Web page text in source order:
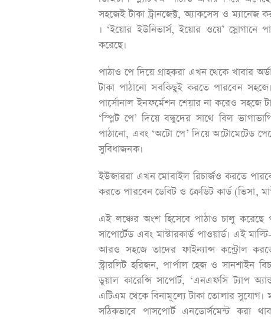
সহজেই টাকা ট্রানজেক্ট, অ্যাকসেস ও ম্যানেজ
। ‘ইয়োর ইউনিভার্স, ইয়োর ওয়ে’ স্লোগানে
করেছে।
পাঠাও পে দিয়ে গ্রাহকরা এখন থেকে খাবার
টাকা পাঠানো সবকিছুই করতে পারবেন
পার্সোনাল ইনফর্মেশন শেয়ার না করেও সহজে
‘স্প্লিট পে’ দিয়ে বন্ধুদের সাথে বিল
পাঠানো, এবং ‘অটো পে’ দিয়ে অটোমেটেড
সুবিধাজনক।
ইউজাররা এখন মোবাইল রিচার্জও করতে
করতে পারবেন ডেবিট ও ক্রেডিট কার্ড (ভিসা,
এই লঞ্চের অংশ হিসেবে পাঠাও চালু করেছে
সাপোর্টেড এবং মাস্টারকার্ড পাওয়ার্ড। এই
আরও সহজে তাদের ফাইন্যান্স কন্ট্রোল
স্ট্রারলিট হরিজন, পার্পাল হেজ ও সানশাইন
ডুয়াল কারেন্সি সাপোর্ট, ‘এনএফসি ট্যাপ
এটিএম থেকে বিনামূল্যে টাকা তোলার সুযোগ।
সঠিকভাবে পাসপোর্ট এনডোর্সমেন্ট করা